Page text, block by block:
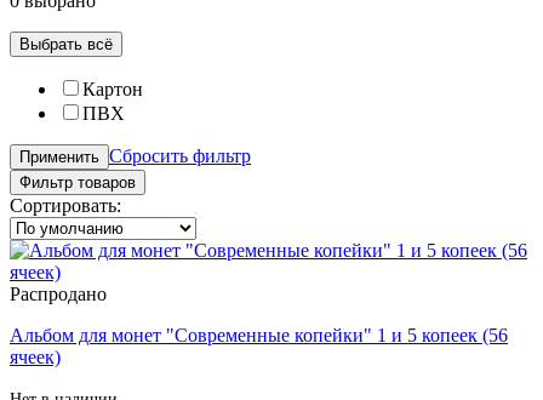
Выбрать всё
Картон
ПВХ
Применить Сбросить фильтр
Фильтр товаров
Сортировать:
Распродано
Альбом для монет "Современные копейки" 1 и 5 копеек (56
ячеек)